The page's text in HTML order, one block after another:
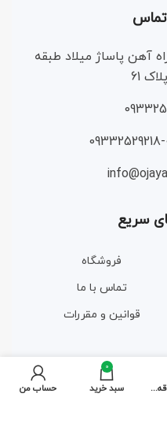
تماس
22 بهمن راه آهن پاساژ میلاد طبقه
61
09332529218-
سریع
فروشگاه
تماس با ما
قوانین و مقررات
ها
لیست علاقه مندی ها
0
سبد خرید حساب من